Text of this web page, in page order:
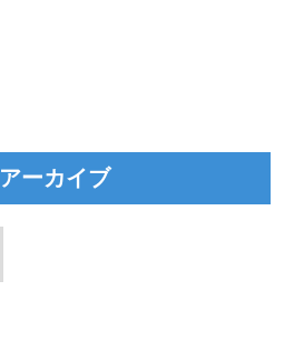
アーカイブ